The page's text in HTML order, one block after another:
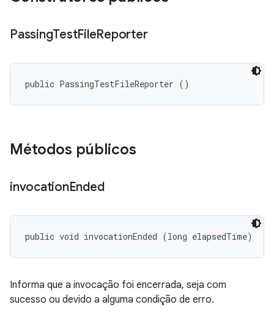
PassingTestFileReporter
public PassingTestFileReporter ()
Métodos públicos
invocationEnded
public void invocationEnded (long elapsedTime)
Informa que a invocação foi encerrada, seja com
sucesso ou devido a alguma condição de erro.